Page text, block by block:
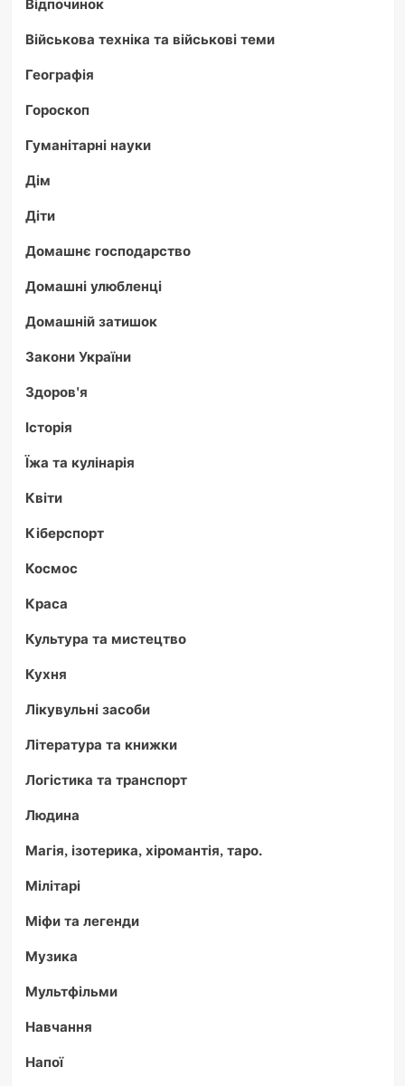
Військова техніка та військові теми
Географія
Гороскоп
Гуманітарні науки
Дім
Діти
Домашнє господарство
Домашні улюбленці
Домашній затишок
Закони України
Здоров'я
Історія
Їжа та кулінарія
Квіти
Кіберспорт
Космос
Краса
Культура та мистецтво
Кухня
Лікувульні засоби
Література та книжки
Логістика та транспорт
Людина
Магія, ізотерика, хіромантія, таро.
Мілітарі
Міфи та легенди
Музика
Мультфільми
Навчання
Напої